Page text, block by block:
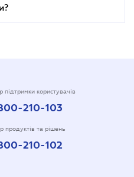
підтримки користувачів
210-103
продуктів та рішень
210-102